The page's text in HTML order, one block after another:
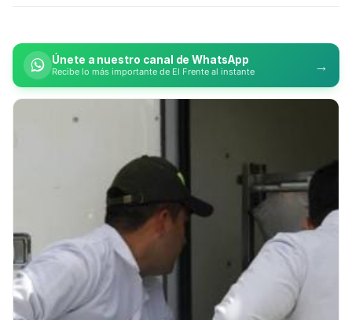
Únete a nuestro canal de WhatsApp
Recibe lo más importante de El Frente al instante →